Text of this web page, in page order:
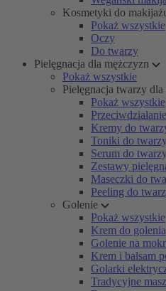
Kosmetyki do
Pokaż wszystkie
Oczy
Do twarzy
Pielęgnacja dla mężczyzn
Pokaż wszystkie
Pielęgnacja twarzy dla
Pokaż wszystkie
Kremy do
Toniki do
Serum do
Zestawy
Maseczki do
Peeling do
Golenie
Pokaż wszystkie
Krem do golenia
Golenie na
Krem i balsam
Golarki
Tradycyjne